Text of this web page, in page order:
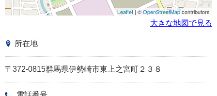
Leaflet| ©OpenStreetMapcontributors
大きな地図で見る
所在地
〒372-0815群馬県伊勢崎市東上之宮町２３８